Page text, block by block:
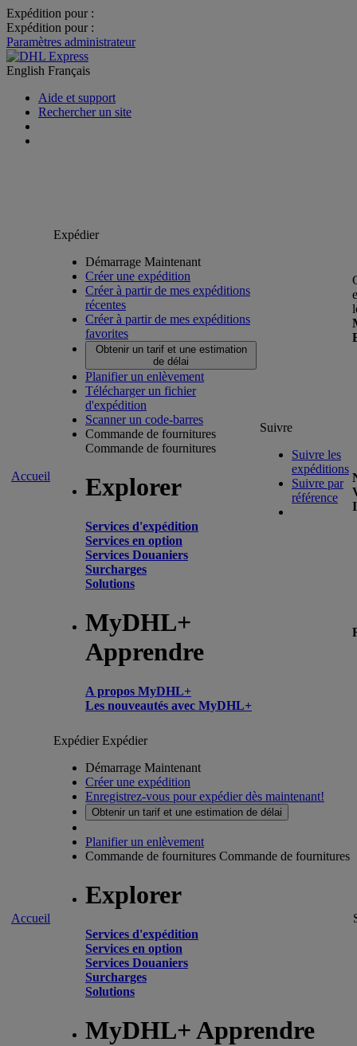
Expédition pour :
Expédition pour :
Paramètres administrateur
English Français
Aide et support
Rechercher un site
Accueil
Expédier
Démarrage Maintenant
Créer une expédition
Créer à partir de mes expéditions
récentes
Créer à partir de mes expéditions
favorites
Obtenir un tarif et une estimation
de délai
Planifier un enlèvement
Télécharger un fichier
d'expédition
Scanner un code-barres
Commande de fournitures
Commande de fournitures
Explorer
Services d'expédition
Services en option
Services Douaniers
Surcharges
Solutions
MyDHL+
Apprendre
A propos MyDHL+
Les nouveautés avec MyDHL+
Suivre
Suivre les
expéditions
Suivre par
référence
Accueil
ExpédierExpédier
Démarrage Maintenant
Créer une expédition
Enregistrez-vous pour expédier dès maintenant!
Obtenir un tarif et une estimation de délai
Planifier un enlèvement
Commande de fournitures Commande de fournitures
Explorer
Services d'expédition
Services en option
Services Douaniers
Surcharges
Solutions
MyDHL+ Apprendre